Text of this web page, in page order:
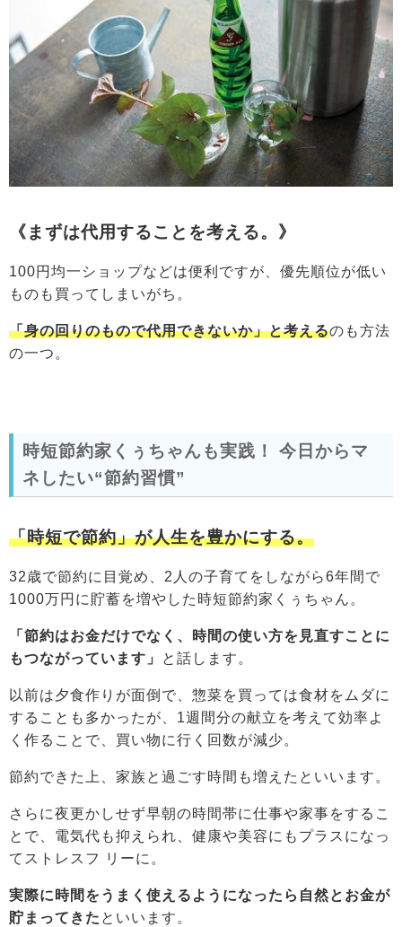
《まずは代用することを考える。》
100円均一ショップなどは便利ですが、優先順位が低い
ものも買ってしまいがち。
「身の回りのもので代用できないか」と考えるのも方法
の一つ。
時短節約家くぅちゃんも実践！ 今日からマ
ネしたい“節約習慣”
「時短で節約」が人生を豊かにする。
32歳で節約に目覚め、2人の子育てをしながら6年間で
1000万円に貯蓄を増やした時短節約家くぅちゃん。
「節約はお金だけでなく、時間の使い方を見直すことに
もつながっています」
と話します。
以前は夕食作りが面倒で、惣菜を買っては食材をムダに
することも多かったが、1週間分の献立を考えて効率よ
く作ることで、買い物に行く回数が減少。
節約できた上、家族と過ごす時間も増えたといいます。
さらに夜更かしせず早朝の時間帯に仕事や家事をするこ
とで、電気代も抑えられ、健康や美容にもプラスになっ
てストレスフ リーに。
実際に時間をうまく使えるようになったら自然とお金が
貯まってきた といいます。